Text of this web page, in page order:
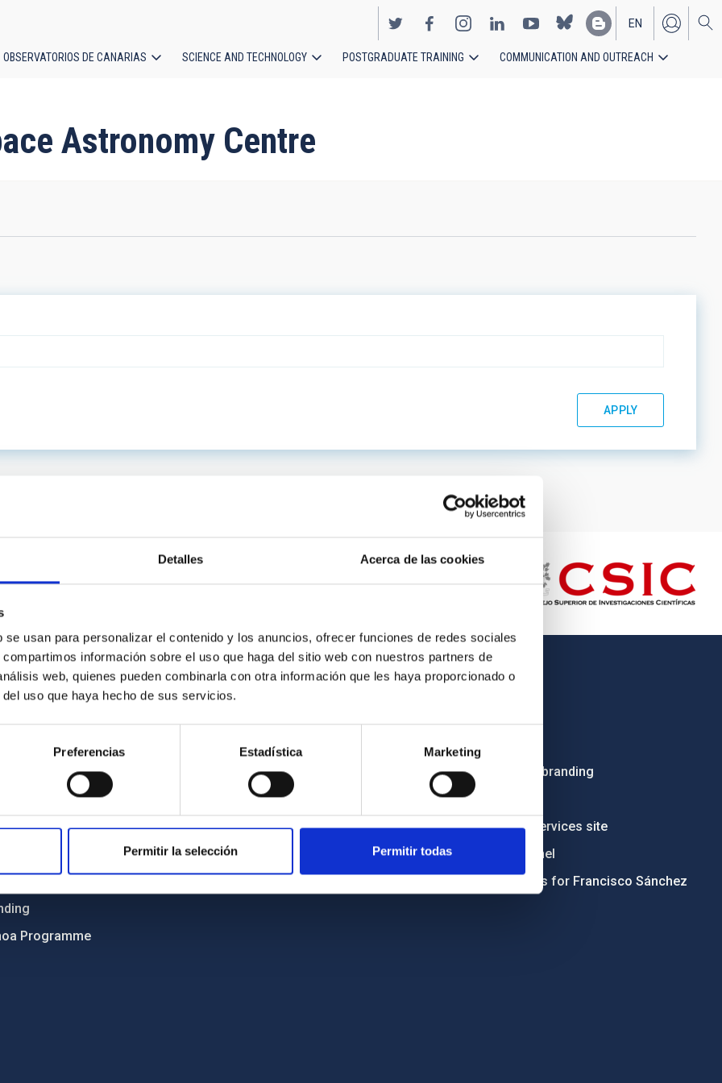
Detalles Acerca de las cookies
usan para personalizar el contenido y los anuncios, ofrecer funciones de redes sociales
información sobre el uso que haga del sitio web con nuestros partners de
web, quienes pueden combinarla con otra información que les haya proporcionado o
uso que haya hecho de sus servicios.
Preferencias Estadística Marketing
Permitir la selección Permitir todas
EN
ES
OBSERVATORIOS DE CANARIAS SCIENCE AND TECHNOLOGY POSTGRADUATE TRAINING COMMUNICATION AND OUTREACH
Astronomy Centre
and anti-fraud policy
and diversity
and Sustainability
Programme
IAC PORTAL
Privacy policy
Legal notice
Cookies policy
Accessibility
OTHER LINKS
Institutional branding
RSS
Electronic services site
Ethics channel
Condolences for Francisco Sánchez